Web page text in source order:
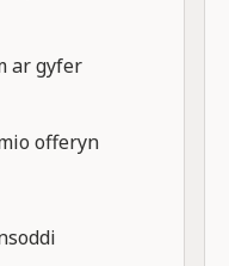
ar gyfer
offeryn